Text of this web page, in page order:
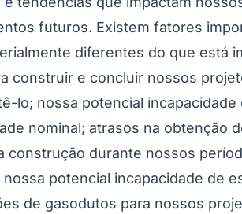
futuros. Existem fatores
diferentes do que está
construir e concluir nossos
lo; nossa potencial
nominal; atrasos na obtenção
durante nossos
potencial incapacidade de
de gasodutos para nossos